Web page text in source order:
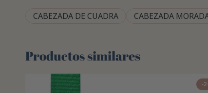
CABEZADA DE CUADRA CABEZADA
Productos similares
-